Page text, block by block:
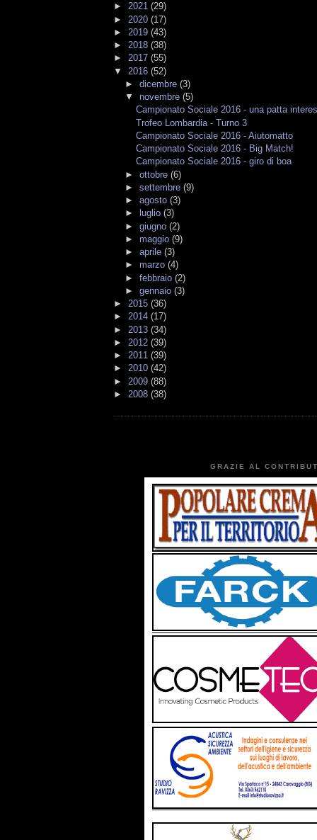
► 2021 (29)
► 2020 (17)
► 2019 (43)
► 2018 (38)
► 2017 (55)
▼ 2016 (52)
► dicembre (3)
▼ novembre (5)
Campionato Sociale 2016 - una patta
Trofeo Lombardia - Turno 3
Campionato Sociale 2016 - Aiutomatto
Campionato Sociale 2016 - Big Match!
Campionato Sociale 2016 - giro di boa
► ottobre (6)
► settembre (9)
► agosto (3)
►
luglio (3)
► giugno (2)
► maggio (9)
► aprile (3)
► marzo (4)
► febbraio (2)
► gennaio (3)
► 2015 (36)
► 2014 (17)
► 2013 (34)
► 2012 (39)
► 2011 (39)
► 2010 (42)
► 2009 (88)
► 2008 (38)
GRAZIE AL